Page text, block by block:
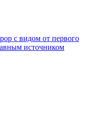
с видом от первого
источником